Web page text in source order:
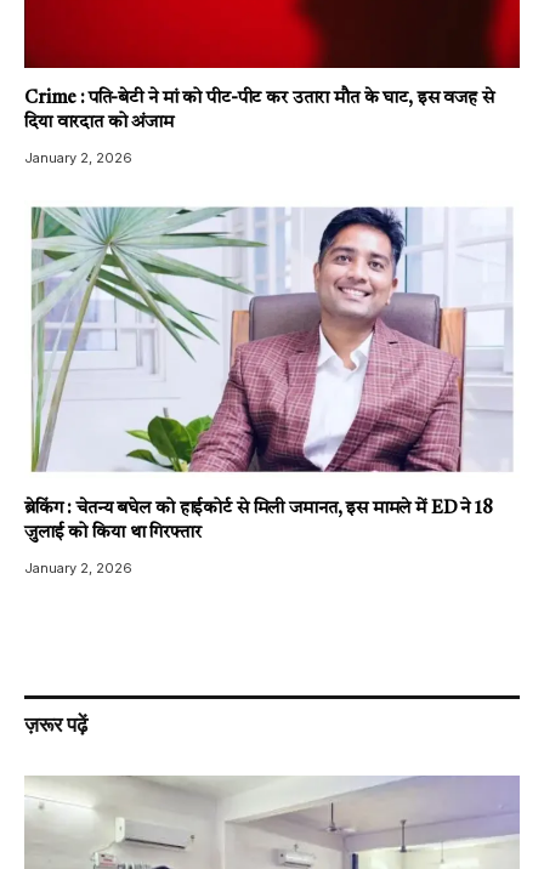
Crime : पति-बेटी ने मां को पीट-पीट कर उतारा मौत के घाट, इस वजह से
दिया वारदात को अंजाम
January 2, 2026
ब्रेकिंग : चेतन्य बघेल को हाईकोर्ट से मिली जमानत, इस मामले में ED ने 18
जुलाई को किया था गिरफ्तार
January 2, 2026
ज़रूर पढ़ें